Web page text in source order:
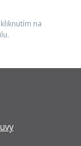
na